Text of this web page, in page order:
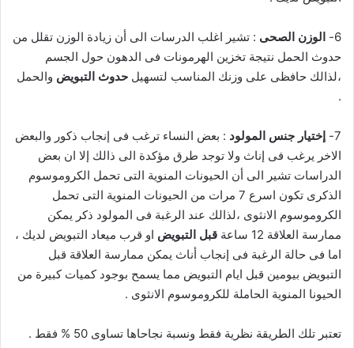
6- الوزن الصحى : تشير اغلب الدرسات الى أن زيادة الوزن تقلل من
حدوث الحمل نتيجة تخزين الهرمونات فى الدهون حول الجسم
،لذالك حافظى على وزنك المناسب لتسهيل حدوث التبويض والحمل
.
7- إختيار جنس المولود : بعض النساء ترغب فى إنجاب ذكور والبعض
الاخر يرغب فى إناث ولا توجد طرق مؤكدة الى ذالك إلا ان بعض
الدراسات تشير الى أن الحيونات المنوية التى تحمل الكروموسوم
الذكرى تكون اسرع 7 مرات من الحيونات المنوية التى تحمل
الكروموسوم الانثوى ،لذالك عند الرغبة فى المولود ذكر يمكن
ممارسة العلاقة 12 ساعة
قبل التبويض او قرب ميعاد التبويض لديك ،
اما فى حالة الرغبة فى إنجاب أناث يمكن ممارسة العلاقة قبل
التبويض بيومين قبل ايام التبويض مما يسمح بوجود كميات كبيرة من
الحيونا المنوية الحاملة للكروموسوم الانثوى .
تعتبر تلك الطريقة نظرية فقط ونسبة نجاحاها تساوى 50 % فقط .